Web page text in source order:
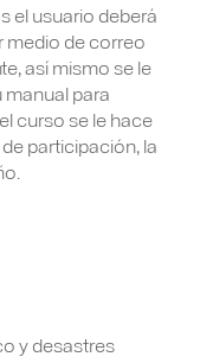
el usuario deberá
medio de correo
así mismo se le
para
curso se le hace
participación, la
y desastres